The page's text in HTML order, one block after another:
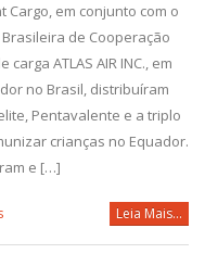
Cargo, em conjunto com o
de Cooperação
ATLAS AIR INC., em
no Brasil, distribuíram
Pentavalente e a triplo
crianças no Equador.
e […]
Leia Mais...